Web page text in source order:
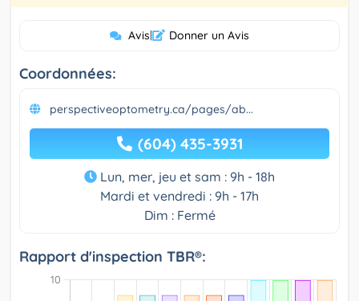
Avis| Donner un Avis
Coordonnées:
perspectiveoptometry.ca/pages/ab...
(604) 435-3931
Lun, mer, jeu et sam : 9h - 18h
Mardi et vendredi : 9h - 17h
Dim : Fermé
Rapport d'inspection TBR®: